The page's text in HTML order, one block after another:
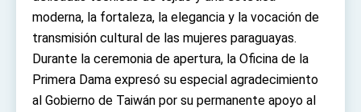
Trump for signing Taiwan Assurance
Implementation Act
Address
Presidential Inauguration Speech
Major speeches
moderna, la fortaleza, la elegancia y la vocación de
transmisión cultural de las mujeres paraguayas.
Durante la ceremonia de apertura, la Oficina de la
Primera Dama expresó su especial agradecimiento
al Gobierno de Taiwán por su permanente apoyo al